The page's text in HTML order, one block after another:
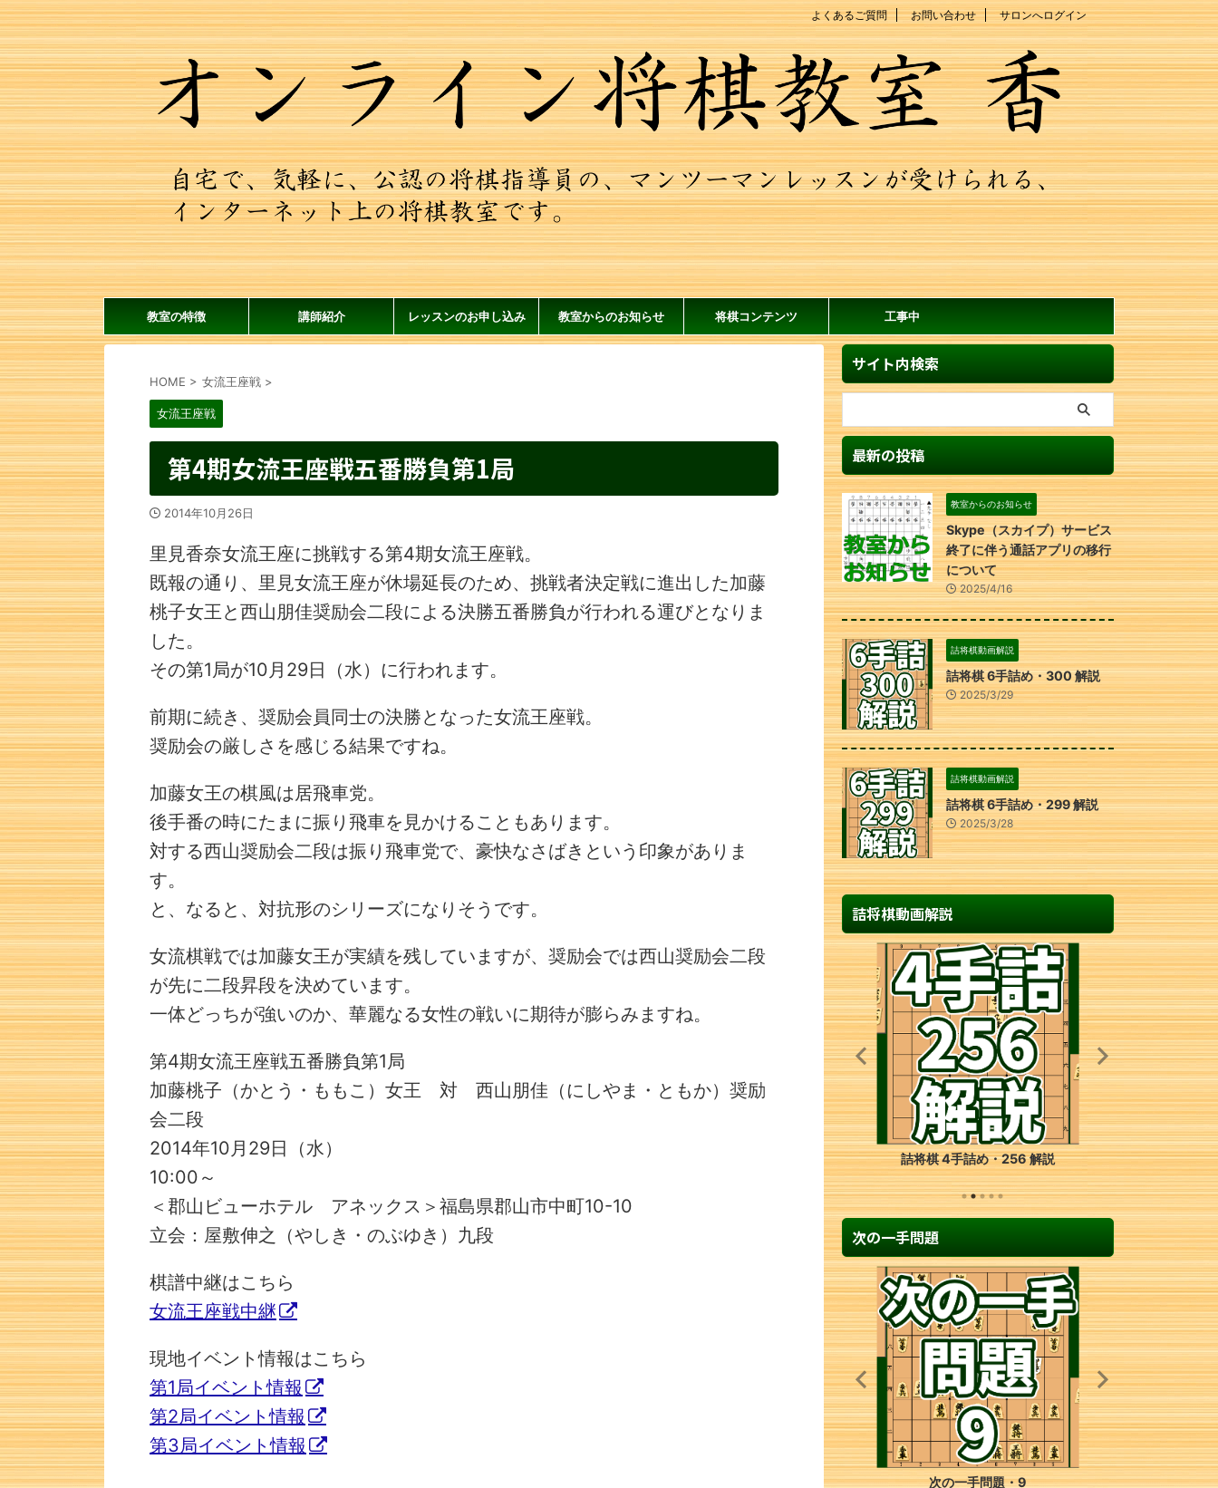
よくあるご質問 お問い合わせ サロンへログイン
教室の特徴 講師紹介 レッスンのお申し込み 教室からのお知らせ 将棋コンテンツ 工事中
HOME > 女流王座戦 >
女流王座戦
第4期女流王座戦五番勝負第1局
2014年10月26日
里見香奈女流王座に挑戦する第4期女流王座戦。
既報の通り、里見女流王座が休場延長のため、挑戦者決定戦に進出した加藤
桃子女王と西山朋佳奨励会二段による決勝五番勝負が行われる運びとなりま
した。
その第1局が10月29日（水）に行われます。
前期に続き、奨励会員同士の決勝となった女流王座戦。
奨励会の厳しさを感じる結果ですね。
加藤女王の棋風は居飛車党。
後手番の時にたまに振り飛車を見かけることもあります。
対する西山奨励会二段は振り飛車党で、豪快なさばきという印象がありま
す。
と、なると、対抗形のシリーズになりそうです。
女流棋戦では加藤女王が実績を残していますが、奨励会では西山奨励会二段
が先に二段昇段を決めています。
一体どっちが強いのか、華麗なる女性の戦いに期待が膨らみますね。
第4期女流王座戦五番勝負第1局
加藤桃子（かとう・ももこ）女王 対 西山朋佳（にしやま・ともか）奨励
会二段
2014年10月29日（水）
10:00～
＜郡山ビューホテル アネックス＞福島県郡山市中町10-10
立会：屋敷伸之（やしき・のぶゆき）九段
棋譜中継はこちら
女流王座戦中継
現地イベント情報はこちら
第1局イベント情報
第2局イベント情報
第3局イベント情報
サイト内検索
最新の投稿
教室からのお知らせ
Skype（スカイプ）サービス
終了に伴う通話アプリの移行
について
2025/4/16
詰将棋動画解説
詰将棋 6手詰め・300 解説
2025/3/29
詰将棋動画解説
詰将棋 6手詰め・299 解説
2025/3/28
詰将棋動画解説
詰将棋 4手詰め・256 解説 詰
次の一手問題
次の一手問題・9